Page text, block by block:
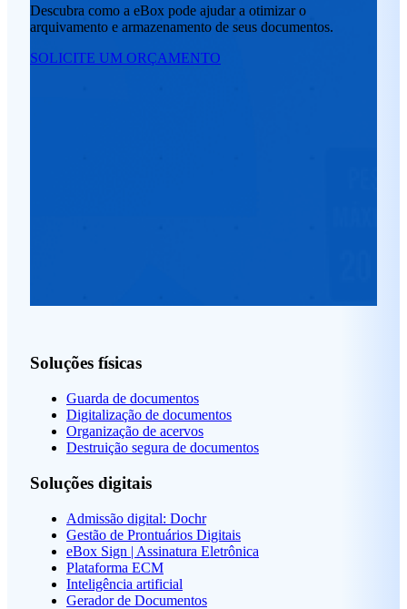
Descubra como a eBox pode ajudar a otimizar o
arquivamento e armazenamento de seus documentos.
SOLICITE UM ORÇAMENTO
Soluções físicas
Guarda de documentos
Digitalização de documentos
Organização de acervos
Destruição segura de documentos
Soluções digitais
Admissão digital: Dochr
Gestão de Prontuários Digitais
eBox Sign | Assinatura Eletrônica
Plataforma ECM
Inteligência artificial
Gerador de Documentos